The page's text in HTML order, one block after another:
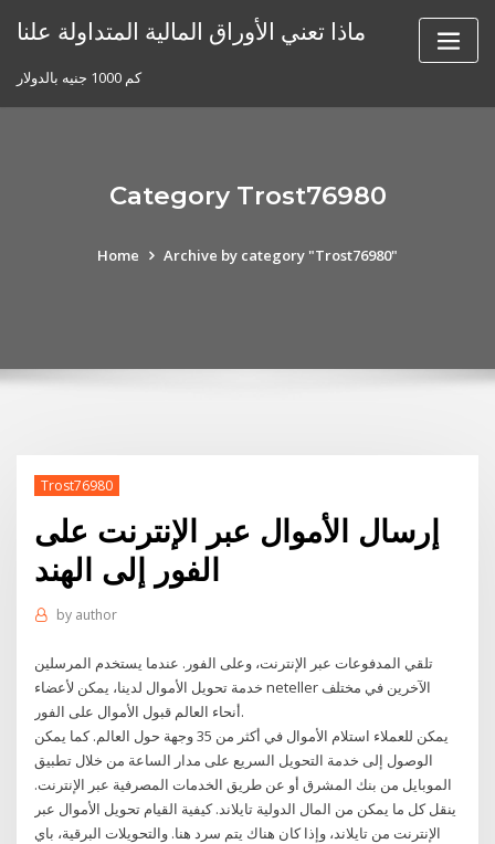
ماذا تعني الأوراق المالية المتداولة علنا
كم 1000 جنيه بالدولار
Category Trost76980
Home Archive by category "Trost76980"
Trost76980
إرسال الأموال عبر الإنترنت على
الفور إلى الهند
by author
تلقي المدفوعات عبر الإنترنت، وعلى الفور. عندما يستخدم المرسلين
خدمة تحويل الأموال لدينا، يمكن لأعضاء neteller الآخرين في مختلف
أنحاء العالم قبول الأموال على الفور.
يمكن للعملاء استلام الأموال في أكثر من 35 وجهة حول العالم. كما يمكن
الوصول إلى خدمة التحويل السريع على مدار الساعة من خلال تطبيق
الموبايل من بنك المشرق أو عن طريق الخدمات المصرفية عبر الإنترنت.
ينقل كل ما يمكن من المال الدولية تايلاند. كيفية القيام تحويل الأموال عبر
الإنترنت من تايلاند، وإذا كان هناك يتم سرد هنا. والتحويلات البرقية، باي